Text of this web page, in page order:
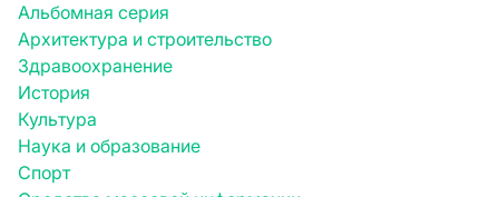
Альбомная серия
Архитектура и строительство
Здравоохранение
История
Культура
Наука и образование
Спорт